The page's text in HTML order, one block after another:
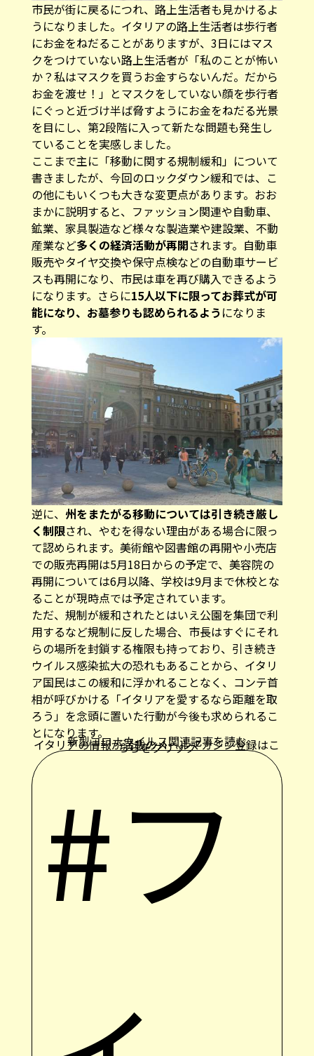
市民が街に戻るにつれ、路上生活者も見かけるよ
うになりました。イタリアの路上生活者は歩行者
にお金をねだることがありますが、3日にはマス
クをつけていない路上生活者が「私のことが怖い
か？私はマスクを買うお金すらないんだ。だから
お金を渡せ！」とマスクをしていない顔を歩行者
にぐっと近づけ半ば脅すようにお金をねだる光景
を目にし、第2段階に入って新たな問題も発生し
ていることを実感しました。
ここまで主に「移動に関する規制緩和」について
書きましたが、今回のロックダウン緩和では、こ
の他にもいくつも大きな変更点があります。おお
まかに説明すると、ファッション関連や自動車、
鉱業、家具製造など様々な製造業や建設業、不動
産業など多くの経済活動が再開されます。自動車
販売やタイヤ交換や保守点検などの自動車サービ
スも再開になり、市民は車を再び購入できるよう
になります。さらに15人以下に限ってお葬式が可
能になり、お墓参りも認められるようになりま
す。
逆に、 州をまたがる移動については引き続き厳し
く制限され、やむを得ない理由がある場合に限っ
て認められます。美術館や図書館の再開や小売店
での販売再開は5月18日からの予定で、美容院の
再開については6月以降、学校は9月まで休校とな
ることが現時点では予定されています。
ただ、規制が緩和されたとはいえ公園を集団で利
用するなど規制に反した場合、市長はすぐにそれ
らの場所を封鎖する権限も持っており、引き続き
ウイルス感染拡大の恐れもあることから、イタリ
ア国民はこの緩和に浮かれることなく、コンテ首
相が呼びかける「イタリアを愛するなら距離を取
ろう」を念頭に置いた行動が今後も求められるこ
とになります。新型コロナウイルス関連記事を読む
イタリアの情報が満載のメールマガジン登録はこ
ちらをクリック
#フ